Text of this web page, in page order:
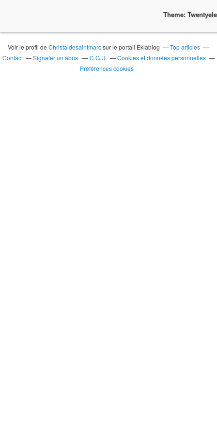
Theme:
Voir le profil deChristaldesaintmarcsur le portail Eklablog
Top articles
Contact
Signaler un abus C.G.U.
Cookies et données personnelles
Préférences cookies